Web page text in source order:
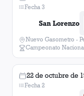
Fecha 3
San Lorenzo
Nuevo Gasometro -
Campeonato
22 de octubre de
Fecha 2